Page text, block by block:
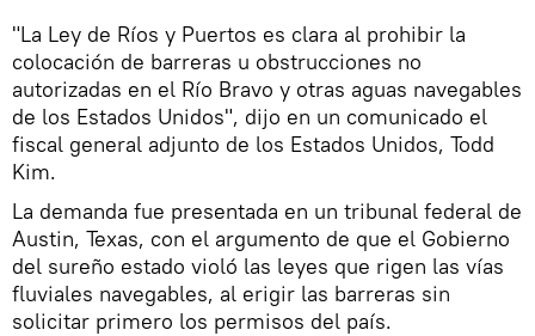
"La Ley de Ríos y Puertos es clara al prohibir la
colocación de barreras u obstrucciones no
autorizadas en el Río Bravo y otras aguas navegables
de los Estados Unidos", dijo en un comunicado el
fiscal general adjunto de los Estados Unidos, Todd
Kim.
La demanda fue presentada en un tribunal federal de
Austin, Texas, con el argumento de que el Gobierno
del sureño estado violó las leyes que rigen las vías
fluviales navegables, al erigir las barreras sin
solicitar primero los permisos del país.